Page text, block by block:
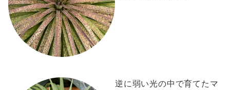
逆に弱い光の中で育てたマ